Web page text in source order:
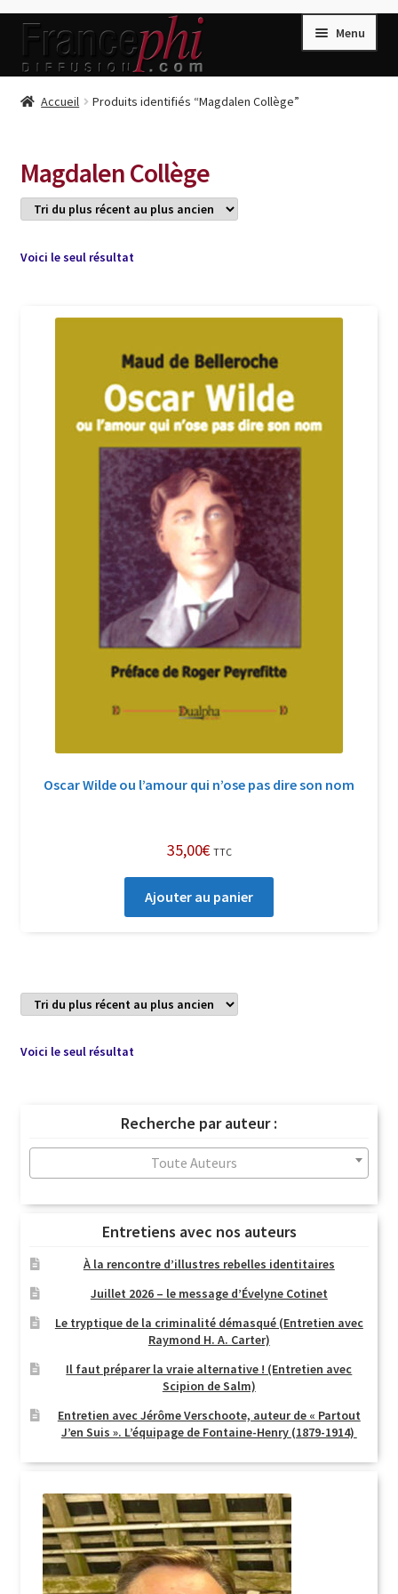
Aller
la
Aller
contenu
Menu
Accueil
Compte
Conditions de Vente
Connection
Listes d’Envies
Livres de Peter Randa
Livres de Philippe Randa
Login Customizer
Nous Contacter
Politique de confidentialité et cookies
Qui sommes-nous ?
Soutien à Philippe Randa
Suivi de la Commande
Accueil Produits identifiés “Magdalen Collège”
Magdalen Collège
Voici le seul résultat
Oscar Wilde ou l’amour qui n’ose pas dire son nom
35,00€ TTC
Ajouter au panier
Voici le seul résultat
Recherche par auteur :
Toute Auteurs
Entretiens avec nos auteurs
À la rencontre d’illustres rebelles identitaires
Juillet 2026 – le message d’Évelyne Cotinet
Le tryptique de la criminalité démasqué (Entretien avec
Raymond H. A. Carter)
Il faut préparer la vraie alternative ! (Entretien avec
Scipion de Salm)
Entretien avec Jérôme Verschoote, auteur de « Partout
J’en Suis ». L’équipage de Fontaine-Henry (1879-1914)